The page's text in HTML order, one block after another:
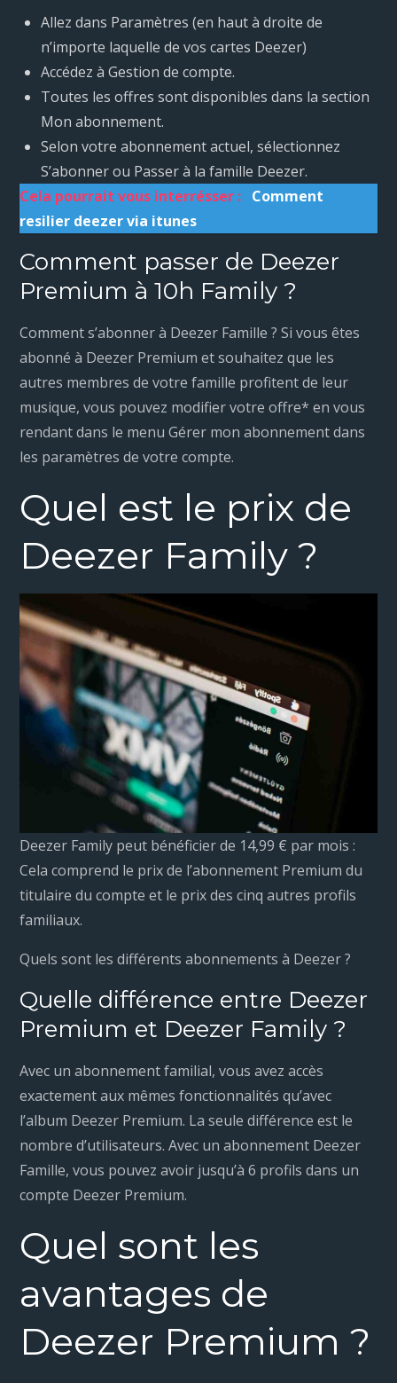
Allez dans Paramètres (en haut à droite de
n’importe laquelle de vos cartes Deezer)
Accédez à Gestion de compte.
Toutes les offres sont disponibles dans la section
Mon abonnement.
Selon votre abonnement actuel, sélectionnez
S’abonner ou Passer à la famille Deezer.
Cela pourrait vous interrésser : Comment
resilier deezer via itunes
Comment passer de Deezer
Premium à 10h Family ?
Comment s’abonner à Deezer Famille ? Si vous êtes
abonné à Deezer Premium et souhaitez que les
autres membres de votre famille profitent de leur
musique, vous pouvez modifier votre offre* en vous
rendant dans le menu Gérer mon abonnement dans
les paramètres de votre compte.
Quel est le prix de
Deezer Family ?
Deezer Family peut bénéficier de 14,99 € par mois :
Cela comprend le prix de l’abonnement Premium du
titulaire du compte et le prix des cinq autres profils
familiaux.
Quels sont les différents abonnements à Deezer ?
Quelle différence entre Deezer
Premium et Deezer Family ?
Avec un abonnement familial, vous avez accès
exactement aux mêmes fonctionnalités qu’avec
l’album Deezer Premium. La seule différence est le
nombre d’utilisateurs. Avec un abonnement Deezer
Famille, vous pouvez avoir jusqu’à 6 profils dans un
compte Deezer Premium.
Quel sont les
avantages de
Deezer Premium ?